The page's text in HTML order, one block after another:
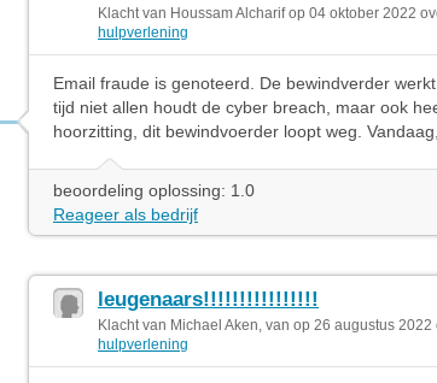
Klacht van Houssam Alcharif op 04 oktober 2022
hulpverlening
Email fraude is genoteerd. De bewindverder
tijd niet allen houdt de cyber breach, maar ook
hoorzitting, dit bewindvoerder loopt weg.
beoordeling oplossing: 1.0
Reageer als bedrijf
leugenaars!!!!!!!!!!!!!!!!
Klacht van Michael Aken, van op 26 augustus 2022
hulpverlening